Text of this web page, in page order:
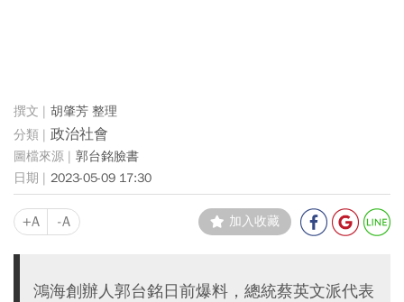
胡肇芳 整理
政治社會
郭台銘臉書
2023-05-09 17:30
+A -A 加入收藏
鴻海創辦人郭台銘日前爆料，總統蔡英文派代表